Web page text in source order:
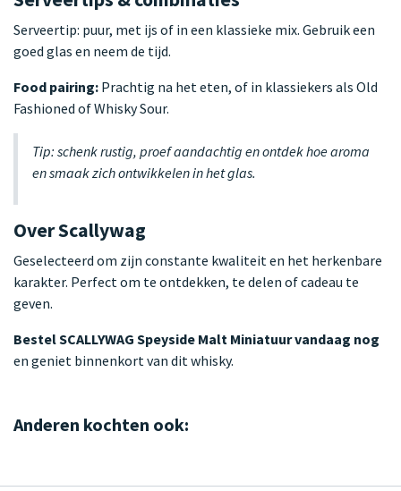
Serveertip: puur, met ijs of in een klassieke mix. Gebruik een
goed glas en neem de tijd.
Food pairing: Prachtig na het eten, of in klassiekers als Old
Fashioned of Whisky Sour.
Tip: schenk rustig, proef aandachtig en ontdek hoe aroma
en smaak zich ontwikkelen in het glas.
Over Scallywag
Geselecteerd om zijn constante kwaliteit en het herkenbare
karakter. Perfect om te ontdekken, te delen of cadeau te
geven.
Bestel SCALLYWAG Speyside Malt Miniatuur vandaag nog
en geniet binnenkort van dit whisky.
Anderen kochten ook: